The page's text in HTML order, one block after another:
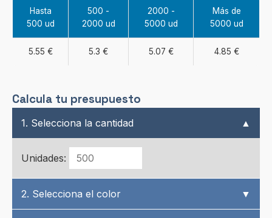
Hasta
500 ud
500 -
2000 ud
2000 -
5000 ud
Más de
5000 ud
5.55 € 5.3 € 5.07 € 4.85 €
Calcula tu presupuesto
1. Selecciona la cantidad ▲
Unidades:
2. Selecciona el color ▼